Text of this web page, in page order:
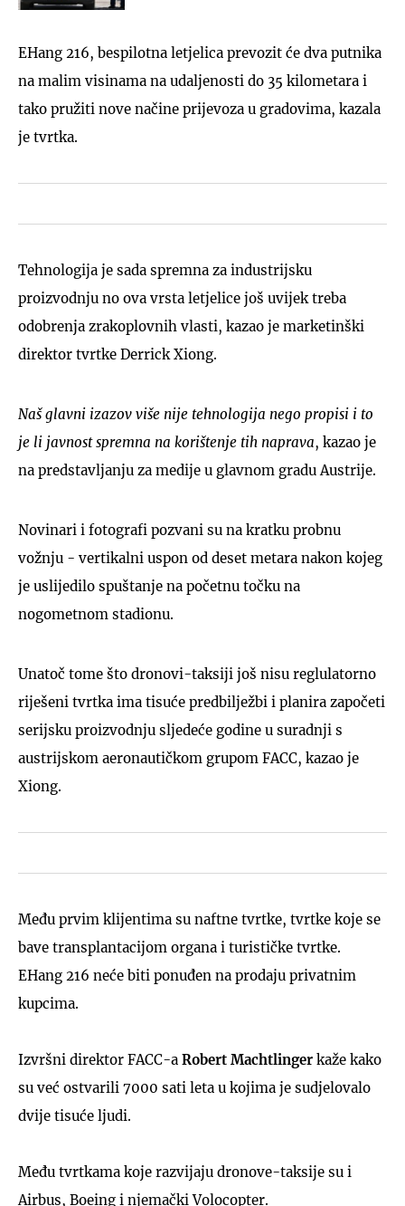
EHang 216, bespilotna letjelica prevozit će dva putnika
na malim visinama na udaljenosti do 35 kilometara i
tako pružiti nove načine prijevoza u gradovima, kazala
je tvrtka.
Tehnologija je sada spremna za industrijsku
proizvodnju no ova vrsta letjelice još uvijek treba
odobrenja zrakoplovnih vlasti, kazao je marketinški
direktor tvrtke Derrick Xiong.
Naš glavni izazov više nije tehnologija nego propisi i to
je li javnost spremna na korištenje tih naprava, kazao je
na predstavljanju za medije u glavnom gradu Austrije.
Novinari i fotografi pozvani su na kratku probnu
vožnju - vertikalni uspon od deset metara nakon kojeg
je uslijedilo spuštanje na početnu točku na
nogometnom stadionu.
Unatoč tome što dronovi-taksiji još nisu reglulatorno
riješeni tvrtka ima tisuće predbilježbi i planira započeti
serijsku proizvodnju sljedeće godine u suradnji s
austrijskom aeronautičkom grupom FACC, kazao je
Xiong.
Među prvim klijentima su naftne tvrtke, tvrtke koje se
bave transplantacijom organa i turističke tvrtke.
EHang 216 neće biti ponuđen na prodaju privatnim
kupcima.
Izvršni direktor FACC-a Robert Machtlinger kaže kako
su već ostvarili 7000 sati leta u kojima je sudjelovalo
dvije tisuće ljudi.
Među tvrtkama koje razvijaju dronove-taksije su i
Airbus, Boeing i njemački Volocopter.